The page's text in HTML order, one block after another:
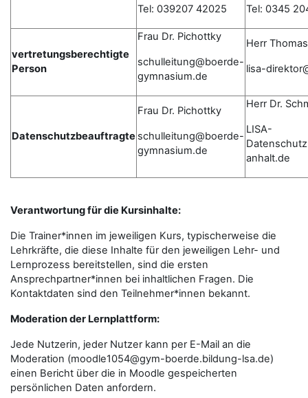
Tel: 039207 42025 Tel: 0345
vertretungsberechtigte
Person
Frau Dr. Pichottky
schulleitung@boerde-
gymnasium.de
Herr
lisa-
Datenschutzbeauftragte
Frau Dr. Pichottky
schulleitung@boerde-
gymnasium.de
Herr Dr.
LISA-
anhalt.de
Verantwortung für die Kursinhalte:
Die Trainer*innen im jeweiligen Kurs, typischerweise die
Lehrkräfte, die diese Inhalte für den jeweiligen Lehr- und
Lernprozess bereitstellen, sind die ersten
Ansprechpartner*innen bei inhaltlichen Fragen. Die
Kontaktdaten sind den Teilnehmer*innen bekannt.
Moderation der Lernplattform:
Jede Nutzerin, jeder Nutzer kann per E-Mail an die
Moderation (moodle1054@gym-boerde.bildung-lsa.de)
einen Bericht über die in Moodle gespeicherten
persönlichen Daten anfordern.